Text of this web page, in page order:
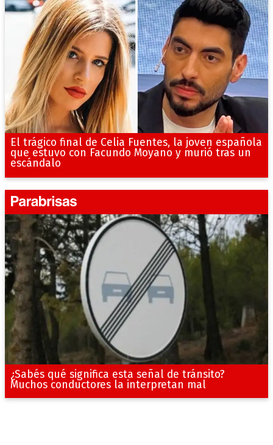
El trágico final de Celia Fuentes, la joven española
que estuvo con Facundo Moyano y murió tras un
escándalo
¿Sabés qué significa esta señal de tránsito?
Muchos conductores la interpretan mal